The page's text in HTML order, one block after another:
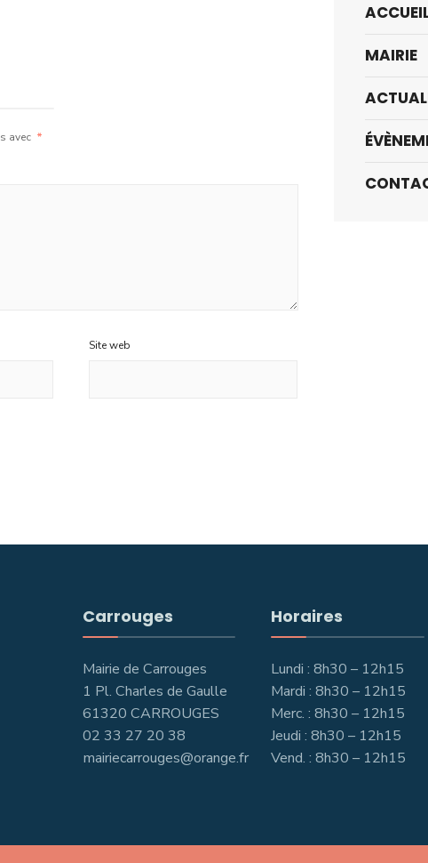
avec *
Site web
MAIRIE
Carrouges
Mairie de Carrouges
1 Pl. Charles de Gaulle
61320 CARROUGES
02 33 27 20 38
mairiecarrouges@orange.fr
Horaires
Lundi : 8h30 – 12h15
Mardi : 8h30 – 12h15
Merc. : 8h30 – 12h15
Jeudi : 8h30 – 12h15
Vend. : 8h30 – 12h15